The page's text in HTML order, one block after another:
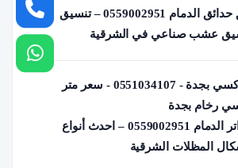
شركة تنسيق حدائق الدمام 0559002951 – تنسيق
عشب صناعي في الشرقية
دهان ارضيات ايبوكسي بجدة - 0551034107 - سعر متر
رخام بجدة
مظلات وسواتر الدمام 0559002951 – احدث أنواع
المظلات الشرقية